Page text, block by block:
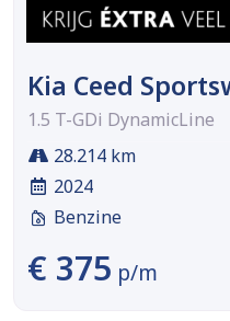
Kia Ceed
1.5 T-GDi DynamicLine
28.214 km
2024
Benzine
€ 375 p/m